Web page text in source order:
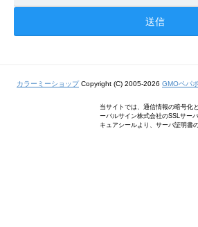
カラーミーショップCopyright (C) 2005-2026 GMOペパ
当サイトでは、通信情報の暗号化
ーバルサイン株式会社のSSLサー
キュアシールより、サーバ証明書